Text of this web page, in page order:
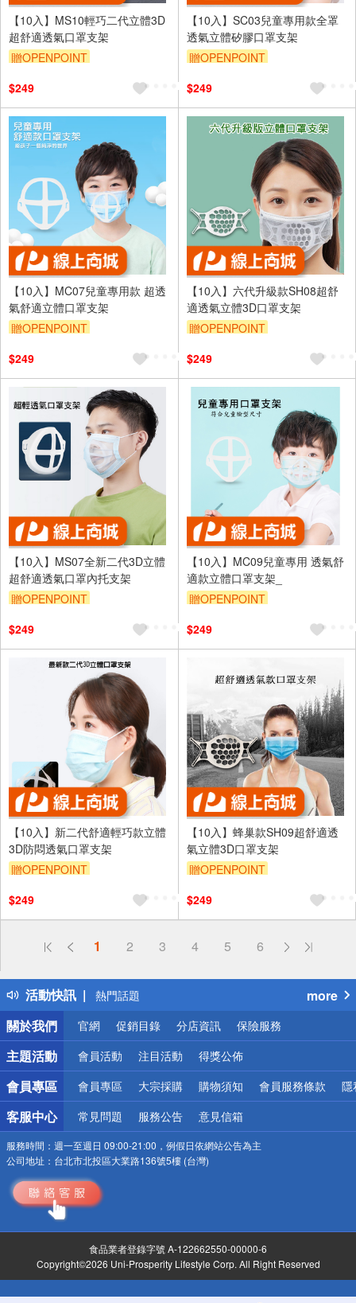
【10入】MS10輕巧二代立體3D
超舒適透氣口罩支架
贈OPENPOINT
$249
【10入】SC03兒童專用款全罩
透氣立體矽膠口罩支架
贈OPENPOINT
$249
【10入】MC07兒童專用款 超透
氣舒適立體口罩支架
贈OPENPOINT
$249
【10入】六代升級款SH08超舒
適透氣立體3D口罩支架
贈OPENPOINT
$249
【10入】MS07全新二代3D立體
超舒適透氣口罩內托支架
贈OPENPOINT
$249
【10入】MC09兒童專用 透氣舒
適款立體口罩支架_
贈OPENPOINT
$249
【10入】新二代舒適輕巧款立體
3D防悶透氣口罩支架
贈OPENPOINT
$249
【10入】蜂巢款SH09超舒適透
氣立體3D口罩支架
贈OPENPOINT
$249
1 2 3 4 5 6
活動快訊
偏遠地區配送
得獎公告
熱門話題
銀行優惠
偏遠地區配送
詐騙網頁！請小心！
more
關於我們
官網 促銷目錄 分店資訊 保險服務
主題活動 會員活動 注目活動 得獎公佈
會員專區 會員專區 大宗採購 購物須知 會員服務條款 隱
客服中心 常見問題 服務公告 意見信箱
服務時間： 週一至週日 09:00-21:00，例假日依網站公告為主
公司地址： 台北市北投區大業路136號5樓 (台灣)
食品業者登錄字號 A-122662550-00000-6
Copyright©2026 Uni-Prosperity Lifestyle Corp. All Right Reserved